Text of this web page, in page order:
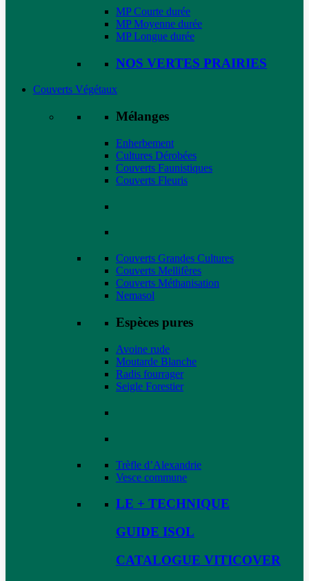
MP Courte durée
MP Moyenne durée
MP Longue durée
NOS VERTES PRAIRIES
Couverts Végétaux
Mélanges
Enherbement
Cultures Dérobées
Couverts Faunistiques
Couverts Fleuris
Couverts Grandes Cultures
Couverts Mellifères
Couverts Méthanisation
Nemasol
Espèces pures
Avoine rude
Moutarde Blanche
Radis fourrager
Seigle Forestier
Trèfle d’Alexandrie
Vesce commune
LE + TECHNIQUE
GUIDE ISOL
CATALOGUE VITICOVER